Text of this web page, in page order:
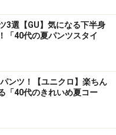
3選【GU】気になる下半身
「40代の夏パンツスタイ
ンツ！【ユニクロ】楽ちん
「40代のきれいめ夏コー